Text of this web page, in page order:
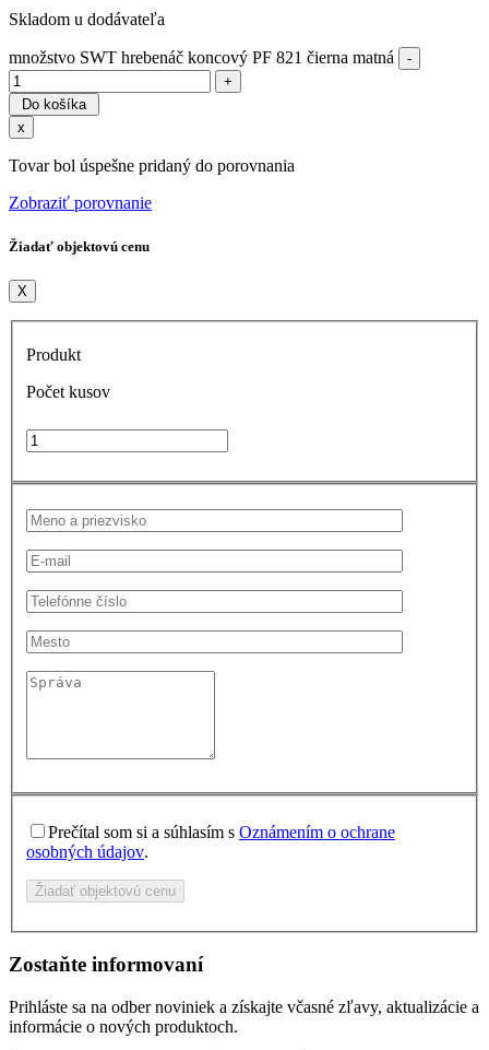
Skladom u dodávateľa
množstvo SWT hrebenáč koncový PF 821 čierna matná
Do košíka
x
Tovar bol úspešne pridaný do porovnania
Zobraziť porovnanie
Žiadať objektovú cenu
X
Produkt
Počet kusov
Prečítal som si a súhlasím s Oznámením o ochrane
osobných údajov.
Žiadať objektovú cenu
Zostaňte informovaní
Prihláste sa na odber noviniek a získajte včasné zľavy, aktualizácie a
informácie o nových produktoch.